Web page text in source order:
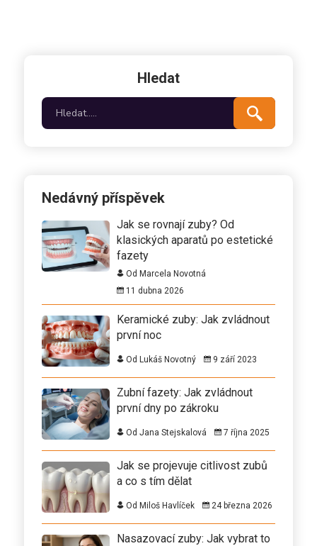
Hledat
Nedávný příspěvek
Jak se rovnají zuby? Od
klasických aparatů po estetické
fazety
Od Marcela Novotná
11 dubna 2026
Keramické zuby: Jak zvládnout
první noc
Od Lukáš Novotný 9 září 2023
Zubní fazety: Jak zvládnout
první dny po zákroku
Od Jana Stejskalová 7 října 2025
Jak se projevuje citlivost zubů
a co s tím dělat
Od Miloš Havlíček 24 března 2026
Nasazovací zuby: Jak vybrat to